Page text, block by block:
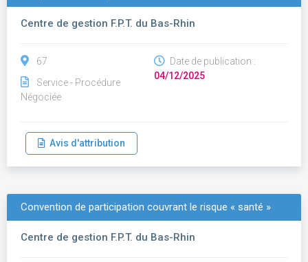
Centre de gestion F.P.T. du Bas-Rhin
67
Service - Procédure
Négociée
Date de publication :
04/12/2025
Avis d'attribution
Convention de participation couvrant le risque « santé »
Centre de gestion F.P.T. du Bas-Rhin